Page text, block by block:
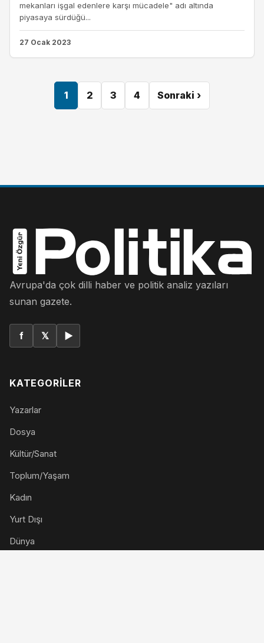
mekanları işgal edenlere karşı mücadele" adı altında
piyasaya sürdüğü...
27 Ocak 2023
1 2 3 4 Sonraki ›
Avrupa'da çok dilli haber ve politik analiz yazıları
sunan gazete.
f 𝕏 ▶
KATEGORILER
Yazarlar
Dosya
Kültür/Sanat
Toplum/Yaşam
Kadın
Yurt Dışı
Dünya